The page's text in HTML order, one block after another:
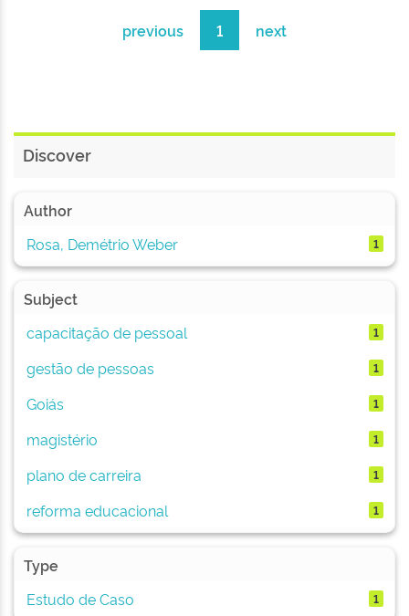
previous 1 next
Discover
Author
Rosa, Demétrio Weber
1
Subject
capacitação de pessoal
1
gestão de pessoas 1
Goiás 1
magistério 1
plano de carreira 1
reforma educacional 1
Type
Estudo de Caso
1